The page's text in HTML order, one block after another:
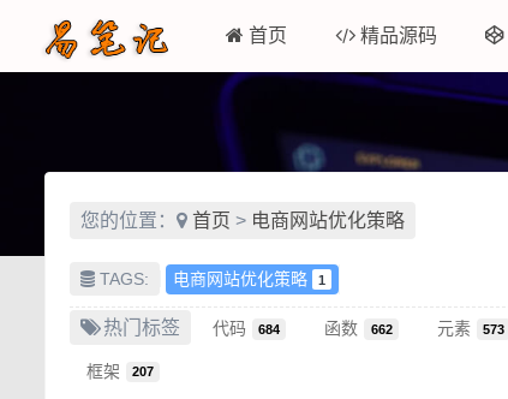
首页 精品源码
您的位置： 首页 > 电商网站优化策略
TAGS: 电商网站优化策略 1
热门标签 代码 684 函数 662 元素 573
框架 207